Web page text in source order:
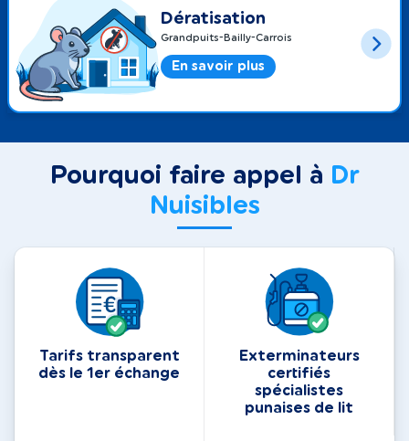
Dératisation
Grandpuits-Bailly-Carrois
En savoir plus
Pourquoi faire appel à Dr
Nuisibles
Tarifs transparent
dès le 1er échange
Exterminateurs
certifiés
spécialistes
punaises de lit